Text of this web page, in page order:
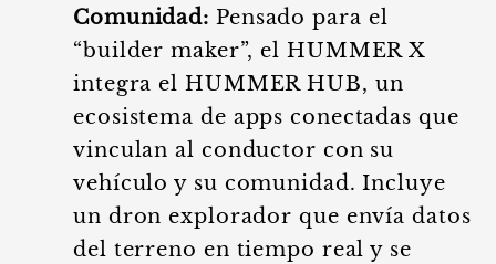
Comunidad: Pensado para el
“builder maker”, el HUMMER X
integra el HUMMER HUB, un
ecosistema de apps conectadas que
vinculan al conductor con su
vehículo y su comunidad. Incluye
un dron explorador que envía datos
del terreno en tiempo real y se